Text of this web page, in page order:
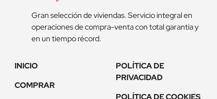
Gran selección de viviendas. Servicio integral en
operaciones de compra-venta con total garantía y
en un tiempo récord.
INICIO
COMPRAR
POLÍTICA DE
PRIVACIDAD
POLÍTICA DE COOKIES